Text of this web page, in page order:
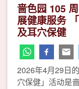
啬色园 105
展健康服务
及耳穴保健
2026年4月29日
穴保健」活动是